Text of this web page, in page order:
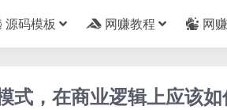
源码模板 网赚教程 网
式，在商业逻辑上应该